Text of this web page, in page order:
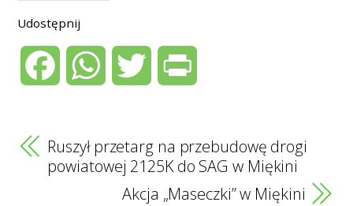
Udostępnij
c
W
a i i
Ruszył przetarg na przebudowę drogi
powiatowej 2125K do SAG w Miękini
Akcja „Maseczki” w Miękini